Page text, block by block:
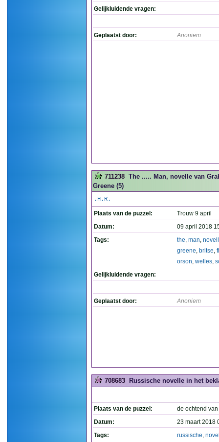
Gelijkluidende vragen:
Geplaatst door: Anoniem
711238 The ..... Man, novelle van
Greene (5)
.H.R.
Plaats van de puzzel:
Trouw 9 april
Datum:
09 april 2018
Tags:
the, man,
greene, britse,
orson, welles,
Gelijkluidende vragen:
Geplaatst door: Anoniem
708683 Russische novelle in het
Plaats van de puzzel:
de ochtend van
Datum:
23 maart 2018
Tags:
russische,